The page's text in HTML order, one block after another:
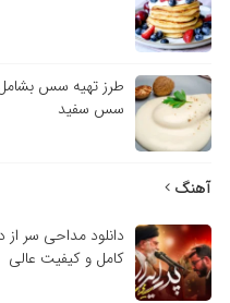
طرز تهیه سس
سس سفید
آهنگ
دانلود مداحی سر
کامل و کیفیت عالی